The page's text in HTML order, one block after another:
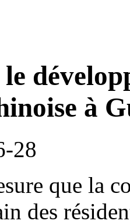
à
28
que la
des